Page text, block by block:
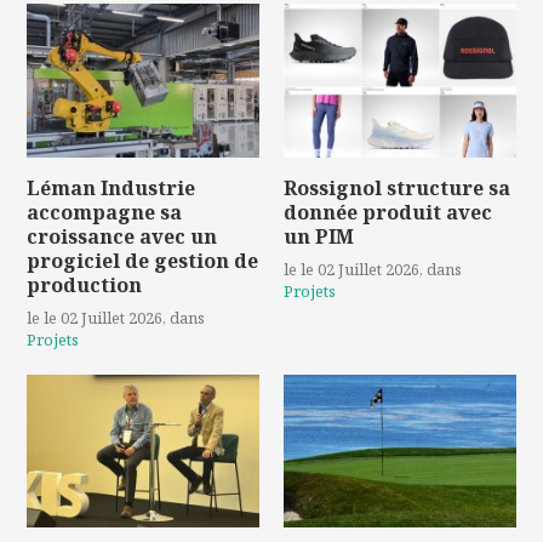
Léman Industrie
accompagne sa
croissance avec un
progiciel de gestion de
production
le le 02 Juillet 2026, dans
Projets
Rossignol structure sa
donnée produit avec
un PIM
le le 02 Juillet 2026, dans
Projets